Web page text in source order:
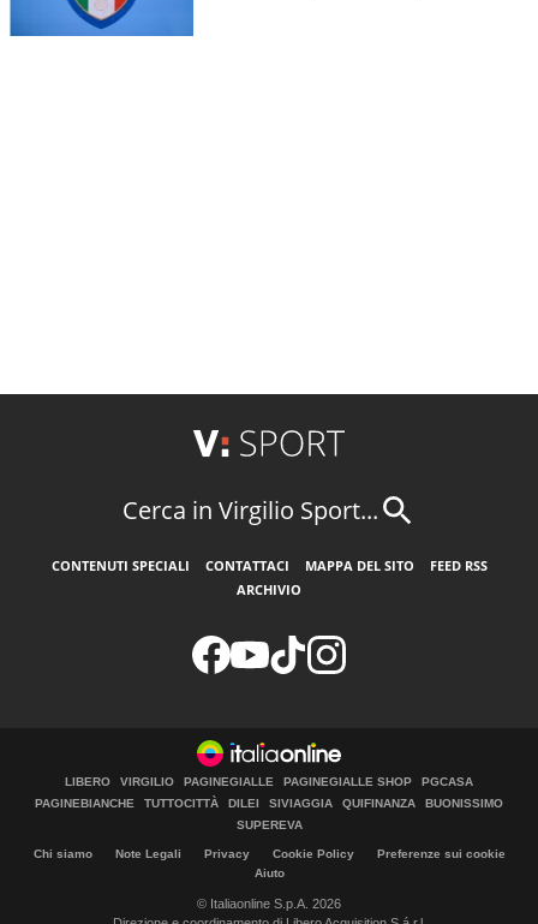
Cerca in Virgilio Sport...
CONTENUTI SPECIALI CONTATTACI MAPPA DEL SITO
FEED RSS
ARCHIVIO
LIBERO VIRGILIO PAGINEGIALLE PAGINEGIALLE SHOP
PGCASA
PAGINEBIANCHE
TUTTOCITTÀ DILEI SIVIAGGIA QUIFINANZA
BUONISSIMO
SUPEREVA
Chi siamo Note Legali Privacy Cookie Policy
Preferenze sui cookie
Aiuto
© Italiaonline S.p.A. 2026